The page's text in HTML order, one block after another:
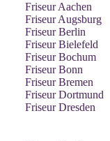
Friseur Aachen
Friseur Augsburg
Friseur Berlin
Friseur Bielefeld
Friseur Bochum
Friseur Bonn
Friseur Bremen
Friseur Dortmund
Friseur Dresden